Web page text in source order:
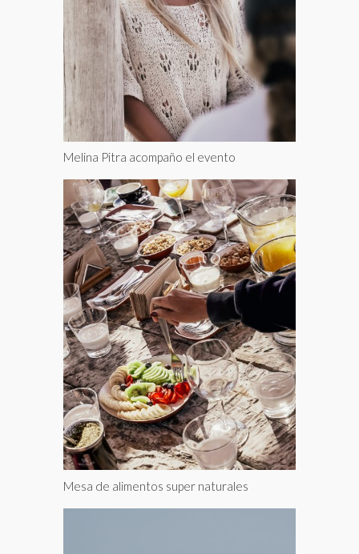
Melina Pitra acompaño el evento
Mesa de alimentos super naturales